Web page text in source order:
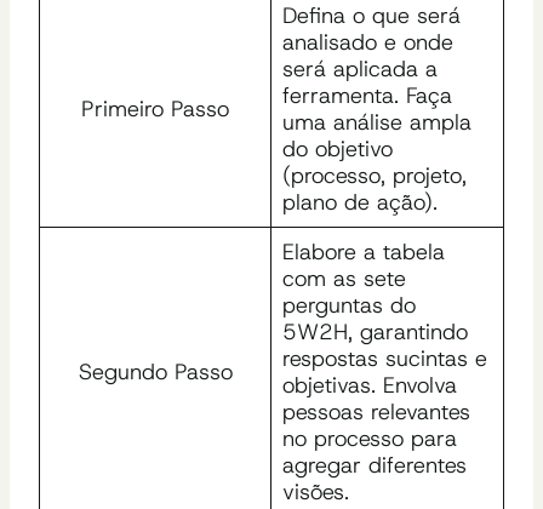
Primeiro Passo
Defina o que será
analisado e onde
será aplicada a
ferramenta. Faça
uma análise ampla
do objetivo
(processo, projeto,
plano de ação).
Segundo Passo
Elabore a tabela
com as sete
perguntas do
5W2H, garantindo
respostas sucintas e
objetivas. Envolva
pessoas relevantes
no processo para
agregar diferentes
visões.